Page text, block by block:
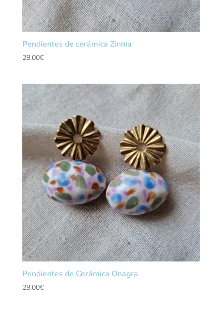
Pendientes de cerámica Zinnia
28,00€
Pendientes de Cerámica Onagra
28,00€